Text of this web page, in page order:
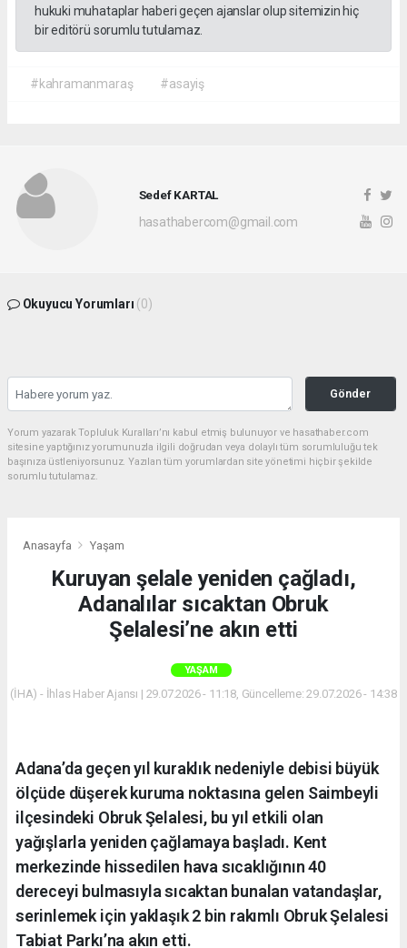
hukuki muhataplar haberi geçen ajanslar olup sitemizin hiç
bir editörü sorumlu tutulamaz.
#kahramanmaraş #asayiş
Sedef KARTAL
hasathabercom@gmail.com
Okuyucu Yorumları (0)
Gönder
Yorum yazarak Topluluk Kuralları’nı kabul etmiş bulunuyor ve hasathaber.com
sitesine yaptığınız yorumunuzla ilgili doğrudan veya dolaylı tüm sorumluluğu tek
başınıza üstleniyorsunuz. Yazılan tüm yorumlardan site yönetimi hiçbir şekilde
sorumlu tutulamaz.
Anasayfa Yaşam
Kuruyan şelale yeniden çağladı,
Adanalılar sıcaktan Obruk
Şelalesi’ne akın etti
YAŞAM
(İHA) - İhlas Haber Ajansı | 29.07.2026 - 11:18, Güncelleme: 29.07.2026 - 14:38
Adana’da geçen yıl kuraklık nedeniyle debisi büyük
ölçüde düşerek kuruma noktasına gelen Saimbeyli
ilçesindeki Obruk Şelalesi, bu yıl etkili olan
yağışlarla yeniden çağlamaya başladı. Kent
merkezinde hissedilen hava sıcaklığının 40
dereceyi bulmasıyla sıcaktan bunalan vatandaşlar,
serinlemek için yaklaşık 2 bin rakımlı Obruk Şelalesi
Tabiat Parkı’na akın etti.